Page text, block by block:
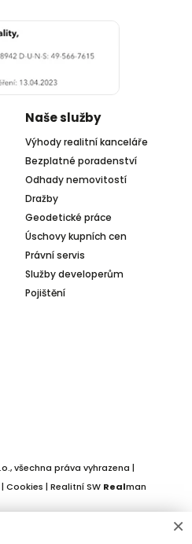
Naše služby
Výhody realitní kanceláře
Bezplatné poradenství
Odhady nemovitostí
Dražby
Geodetické práce
Úschovy kupních cen
Právní servis
Služby developerům
Pojištění
všechna práva vyhrazena |
Cookies | Realitní SW Realman
×